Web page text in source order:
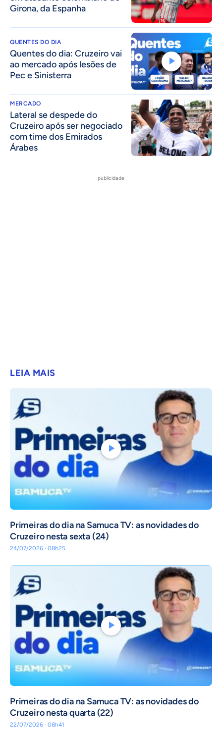
Girona, da Espanha
QUENTES DO DIA
Quentes do dia: Cruzeiro vai
ao mercado após lesões de
Pec e Sinisterra
MERCADO
Lateral se despede do
Cruzeiro após ser negociado
com time dos Emirados
Árabes
publicidade
LEIA MAIS
Primeiras do dia na Samuca TV: as novidades do
Cruzeiro nesta sexta (24)
24/07/2026 · 08h25
Primeiras do dia na Samuca TV: as novidades do
Cruzeiro nesta quarta (22)
22/07/2026 · 08h41